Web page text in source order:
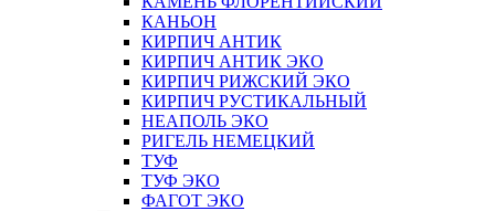
КАНЬОН
КИРПИЧ АНТИК
КИРПИЧ АНТИК ЭКО
КИРПИЧ РИЖСКИЙ ЭКО
КИРПИЧ РУСТИКАЛЬНЫЙ
НЕАПОЛЬ ЭКО
РИГЕЛЬ НЕМЕЦКИЙ
ТУФ
ТУФ ЭКО
ФАГОТ ЭКО